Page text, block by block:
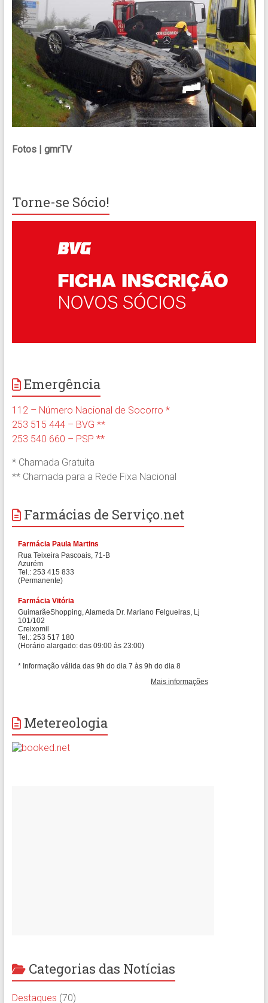
Fotos | gmrTV
Torne-se Sócio!
Emergência
112 – Número Nacional de Socorro *
253 515 444 – BVG **
253 540 660 – PSP **
* Chamada Gratuita
** Chamada para a Rede Fixa Nacional
Farmácias de Serviço.net
Metereologia
Categorias das Notícias
Destaques (70)